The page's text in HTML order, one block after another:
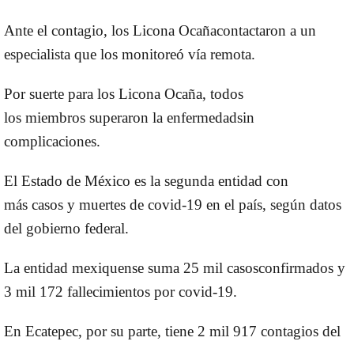
Ante el contagio, los Licona Ocañacontactaron a un
especialista que los monitoreó vía remota.
Por suerte para los Licona Ocaña, todos
los miembros superaron la enfermedadsin
complicaciones.
El Estado de México es la segunda entidad con
más casos y muertes de covid-19 en el país, según datos
del gobierno federal.
La entidad mexiquense suma 25 mil casosconfirmados y
3 mil 172 fallecimientos porcovid-19.
En Ecatepec, por su parte, tiene 2 mil 917 contagios del